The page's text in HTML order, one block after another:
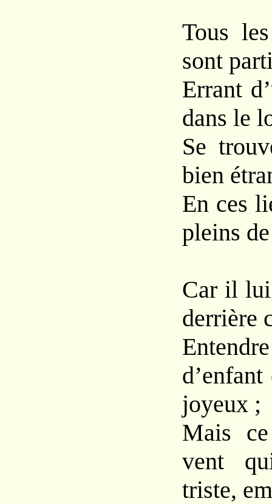
Tous
sont
Errant
dans le
Se
bien
En ces
pleins
Car il lui
derrière
joyeux ;
Mais
vent
triste,